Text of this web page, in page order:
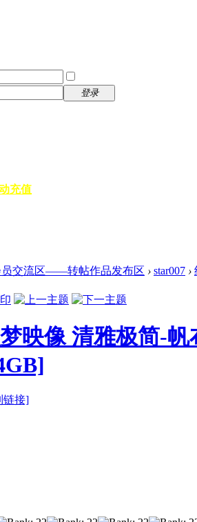
登录
充值
员交流区——转帖作品发布区 › star007 ›
映像 清雅极简-帆
链接]